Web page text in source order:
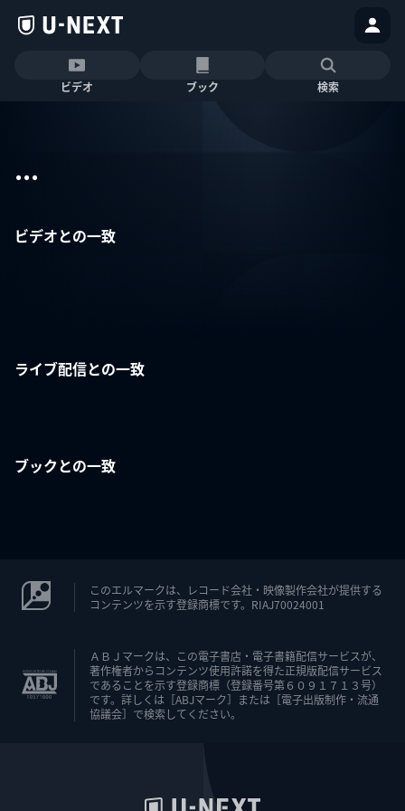
ビデオ ブック 検索
...
ビデオとの一致
ライブ配信との一致
ブックとの一致
このエルマークは、レコード会社・映像製作会社が提供する
コンテンツを示す登録商標です。RIAJ70024001
ＡＢＪマークは、この電子書店・電子書籍配信サービスが、
著作権者からコンテンツ使用許諾を得た正規版配信サービス
であることを示す登録商標（登録番号第６０９１７１３号）
です。詳しくは［ABJマーク］または［電子出版制作・流通
協議会］で検索してください。